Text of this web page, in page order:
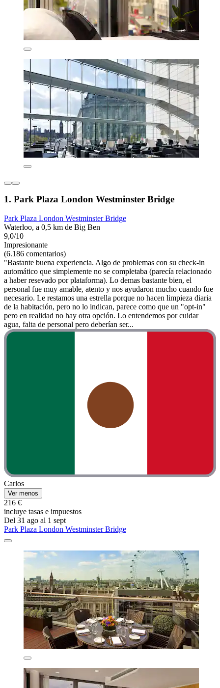
1. Park Plaza London Westminster Bridge
Park Plaza London Westminster Bridge
Waterloo, a 0,5 km de Big Ben
9,0/10
Impresionante
(6.186 comentarios)
"Bastante buena experiencia. Algo de problemas con su check-in
automático que simplemente no se completaba (parecía relacionado
a haber resevado por plataforma). Lo demas bastante bien, el
personal fue muy amable, atento y nos ayudaron mucho cuando fue
necesario. Le restamos una estrella porque no hacen limpieza diaria
de la habitación, pero no lo indican, parece como que un "opt-in"
pero en realidad no hay otra opción. Lo entendemos por cuidar
agua, falta de personal pero deberían ser...
Carlos
Ver menos
216 €
incluye tasas e impuestos
Del 31 ago al 1 sept
Park Plaza London Westminster Bridge